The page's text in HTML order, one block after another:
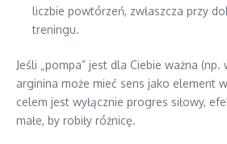
liczbie powtórzeń, zwłaszcza przy
treningu.
Jeśli „pompa” jest dla Ciebie ważna (np.
arginina może mieć sens jako element
celem jest wyłącznie progres siłowy,
małe, by robiły różnicę.